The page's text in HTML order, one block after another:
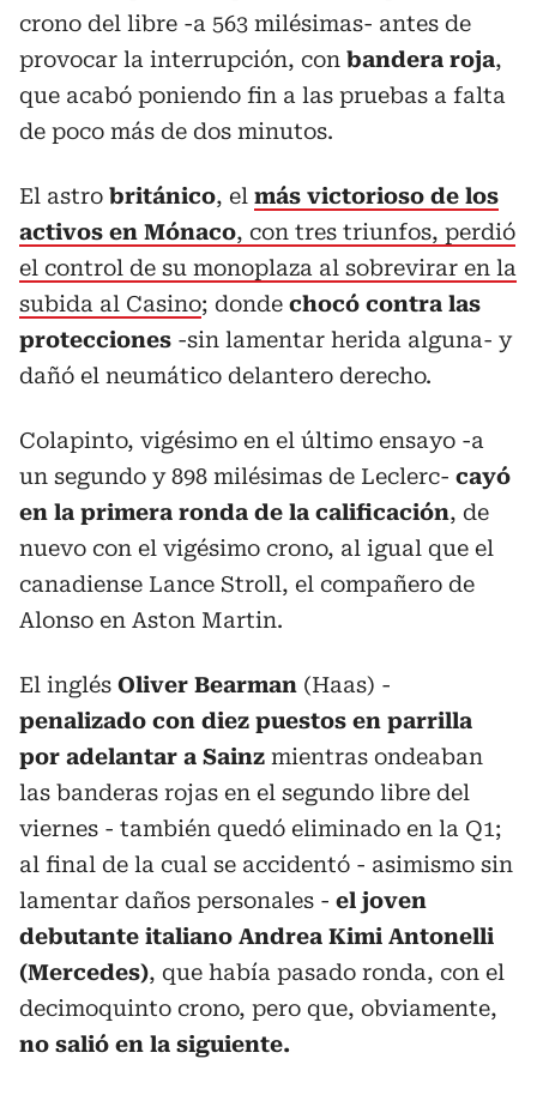
crono del libre -a 563 milésimas- antes de
provocar la interrupción, con bandera roja,
que acabó poniendo fin a las pruebas a falta
de poco más de dos minutos.
El astro británico, el más victorioso de los
activos en Mónaco, con tres triunfos, perdió
el control de su monoplaza al sobrevirar en la
subida al Casino; donde chocó contra las
protecciones -sin lamentar herida alguna- y
dañó el neumático delantero derecho.
Colapinto, vigésimo en el último ensayo -a
un segundo y 898 milésimas de Leclerc- cayó
en la primera ronda de la calificación, de
nuevo con el vigésimo crono, al igual que el
canadiense Lance Stroll, el compañero de
Alonso en Aston Martin.
El inglés Oliver Bearman (Haas) -
penalizado con diez puestos en parrilla
por adelantar a Sainz mientras ondeaban
las banderas rojas en el segundo libre del
viernes - también quedó eliminado en la Q1;
al final de la cual se accidentó - asimismo sin
lamentar daños personales - el joven
debutante italiano Andrea Kimi Antonelli
(Mercedes), que había pasado ronda, con el
decimoquinto crono, pero que, obviamente,
no salió en la siguiente.